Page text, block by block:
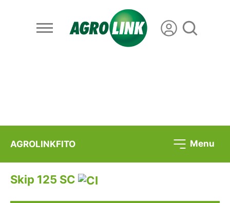
AGROLINKFITO Menu
Skip 125 SC